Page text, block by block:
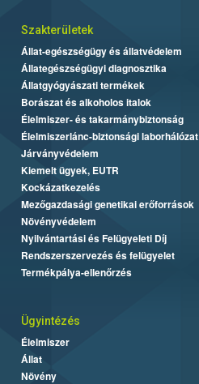
Szakterületek
Állat-egészségügy és állatvédelem
Állategészségügyi diagnosztika
Állatgyógyászati termékek
Borászat és alkoholos italok
Élelmiszer- és takarmánybiztonság
Élelmiszerlánc-biztonsági laborhálózat
Járványvédelem
Kiemelt ügyek, EUTR
Kockázatkezelés
Mezőgazdasági genetikai erőforrások
Növényvédelem
Nyilvántartási és Felügyeleti Díj
Rendszerszervezés és felügyelet
Termékpálya-ellenőrzés
Ügyintézés
Élelmiszer
Állat
Növény